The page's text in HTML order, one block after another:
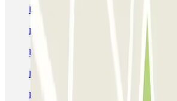
Parking Madou (Bruxelles) pas cher | Où se
Parking Cirque Royal Bruxelles pas cher |
Parking Rue Royale Bruxelles pas cher | Où
Parking Botanique Bruxelles pas cher | Où
Parking Loi Bruxelles pas cher | Où se garer